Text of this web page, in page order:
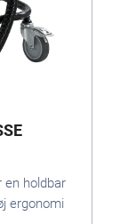
en holdbar
ergonomi